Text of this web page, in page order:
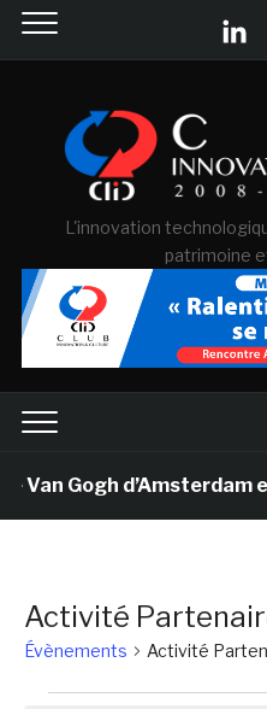
L'innovation
patrimoine
Van Gogh d’Amsterdam
Activité
Évènements Activité